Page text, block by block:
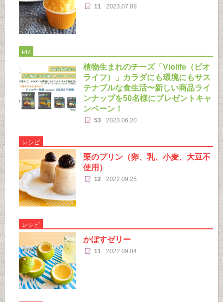
11 2023.07.09
PR
植物生まれのチーズ「Violife（ビオ
ライフ）」カラダにも環境にもサス
テナブルな食生活〜新しい商品ライ
ンナップを50名様にプレゼントキャ
ンペーン！
53 2023.06.20
レシピ
栗のプリン（卵、乳、小麦、大豆不
使用）
12 2022.09.25
レシピ
かぼすゼリー
11 2022.09.04